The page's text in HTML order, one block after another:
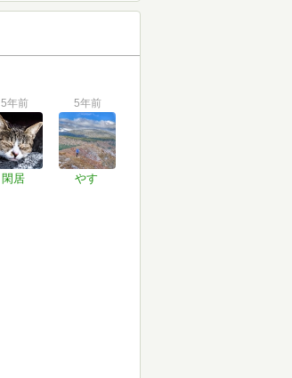
5年前
閑居
5年前
やす